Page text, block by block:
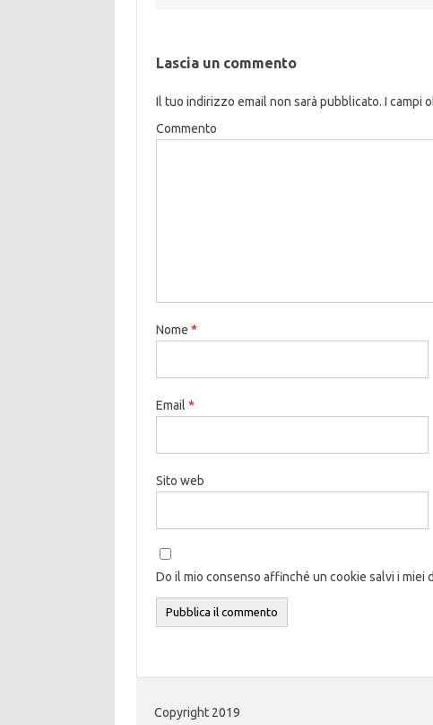
Lascia un commento
Il tuo indirizzo email non sarà pubblicato. I campi
Commento
Nome *
Email *
Sito web
Do il mio consenso affinché un cookie salvi i miei
Copyright 2019